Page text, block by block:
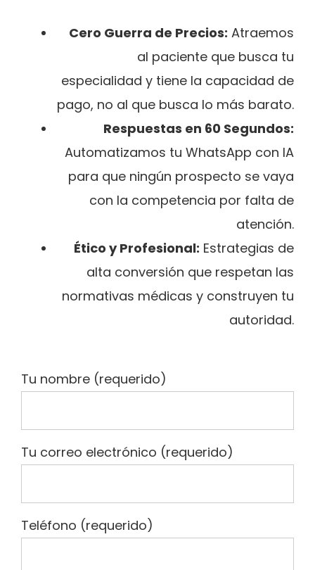
Cero Guerra de Precios: Atraemos
al paciente que busca tu
especialidad y tiene la capacidad de
pago, no al que busca lo más barato.
Respuestas en 60 Segundos:
Automatizamos tu WhatsApp con IA
para que ningún prospecto se vaya
con la competencia por falta de
atención.
Ético y Profesional: Estrategias de
alta conversión que respetan las
normativas médicas y construyen tu
autoridad.
Tu nombre (requerido)
Tu correo electrónico (requerido)
Teléfono (requerido)